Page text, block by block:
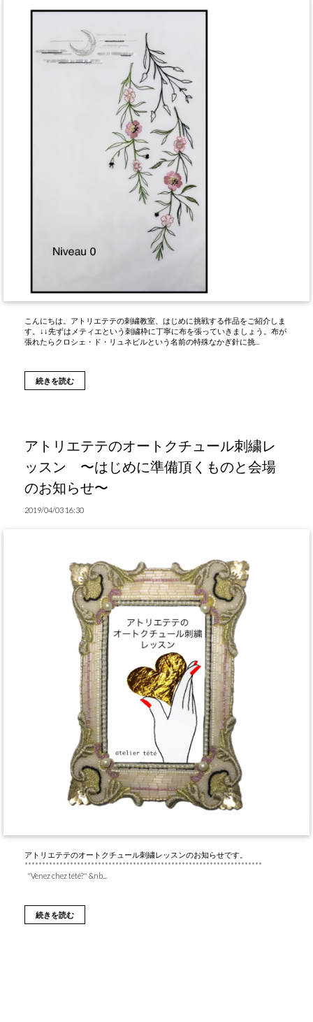
こんにちは。アトリエテテの刺繍教室、はじめに挑戦する作品をご紹介しま
す。↓↓先ずはメティエという刺繍枠に丁寧に布を張っていきましょう。布が
張れたらクロシェ・ド・リュネビルという名前の特殊なかぎ針に挑...
続きを読む
アトリエテテのオートクチュール刺繍レ
ッスン 〜はじめに準備頂くものと会場
のお知らせ〜
2019/04/03 16:30
アトリエテテのオートクチュール刺繍レッスンのお知らせです。
********************************************************************
"Venez chez tété?" &nb...
続きを読む